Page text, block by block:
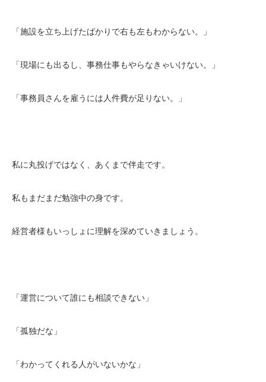
「施設を立ち上げたばかりで右も左もわからない。」
「現場にも出るし、事務仕事もやらなきゃいけない。」
「事務員さんを雇うには人件費が足りない。」
私に丸投げではなく、あくまで伴走です。
私もまだまだ勉強中の身です。
経営者様もいっしょに理解を深めていきましょう。
「運営について誰にも相談できない」
「孤独だな」
「わかってくれる人がいないかな」